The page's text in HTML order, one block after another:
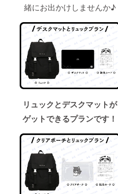
緒にお出かけしませんか♪
リュックとデスクマットが
ゲットできるプランです！